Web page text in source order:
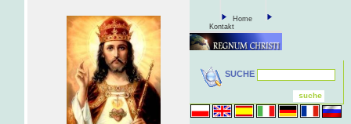
Home
Kontakt
SUCHE